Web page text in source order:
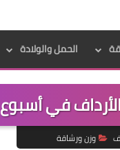
الحمل والولادة
في أسبوع
وزن ورشاقة